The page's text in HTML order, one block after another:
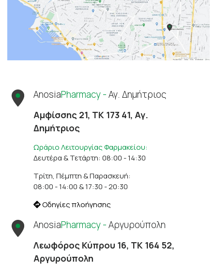
AnosiaPharmacy -Αγ. Δημήτριος
Αμφίσσης 21, ΤΚ 173 41, Αγ.
Δημήτριος
Ωράριο Λειτουργίας Φαρμακείου:
Δευτέρα & Τετάρτη: 08:00 - 14:30
Τρίτη, Πέμπτη & Παρασκευή:
08:00 - 14:00 & 17:30 - 20:30
Οδηγίες πλοήγησης
AnosiaPharmacy -Αργυρούπολη
Λεωφόρος Κύπρου 16, ΤΚ 164 52,
Αργυρούπολη